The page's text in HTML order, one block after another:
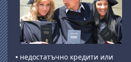
• недостатъчно кредити или